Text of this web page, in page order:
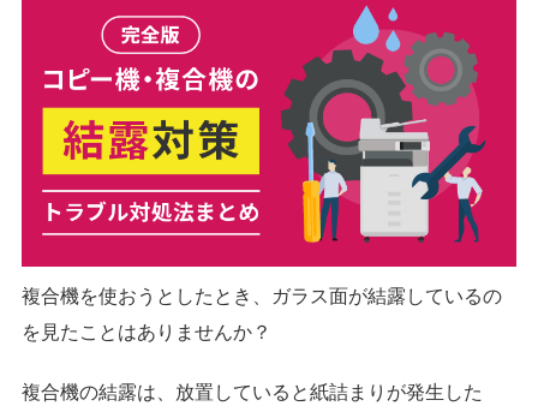
複合機を使おうとしたとき、ガラス面が結露しているの
を見たことはありませんか？
複合機の結露は、放置していると紙詰まりが発生した